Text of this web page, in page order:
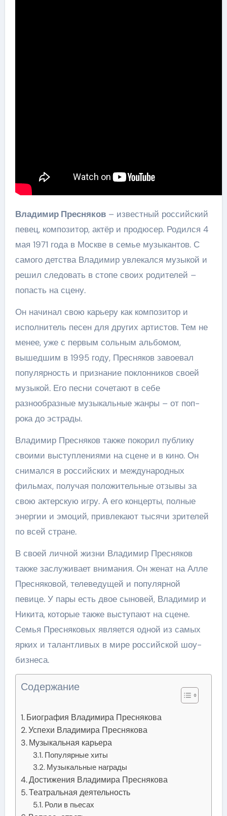
Владимир Пресняков– известный российский
певец, композитор, актёр и продюсер. Родился 4
мая 1971 года в Москве в семье музыкантов. С
самого детства Владимир увлекался музыкой и
решил следовать в стопе своих родителей –
попасть на сцену.
Он начинал свою карьеру как композитор и
исполнитель песен для других артистов. Тем не
менее, уже с первым сольным альбомом,
вышедшим в 1995 году, Пресняков завоевал
популярность и признание поклонников своей
музыкой. Его песни сочетают в себе
разнообразные музыкальные жанры – от поп-
рока до эстрады.
Владимир Пресняков также покорил публику
своими выступлениями на сцене и в кино. Он
снимался в российских и международных
фильмах, получая положительные отзывы за
свою актерскую игру. А его концерты, полные
энергии и эмоций, привлекают тысячи зрителей
по всей стране.
В своей личной жизни Владимир Пресняков
также заслуживает внимания. Он женат на Алле
Пресняковой, телеведущей и популярной
певице. У пары есть двое сыновей, Владимир и
Никита, которые также выступают на сцене.
Семья Пресняковых является одной из самых
ярких и талантливых в мире российской шоу-
бизнеса.
Содержание
Биография Владимира Преснякова
Успехи Владимира Преснякова
Музыкальная карьера
Популярные хиты
Музыкальные награды
Достижения Владимира Преснякова
Театральная деятельность
Роли в пьесах